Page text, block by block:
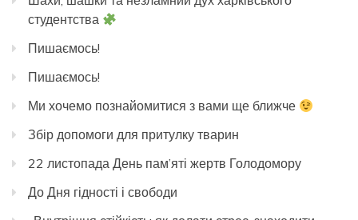
студентства
Пишаємось!
Пишаємось!
Ми хочемо познайомитися з вами ще ближче
Збір допомоги для притулку тварин
22 листопада День пам’яті жертв Голодомору
До Дня гідності і свободи